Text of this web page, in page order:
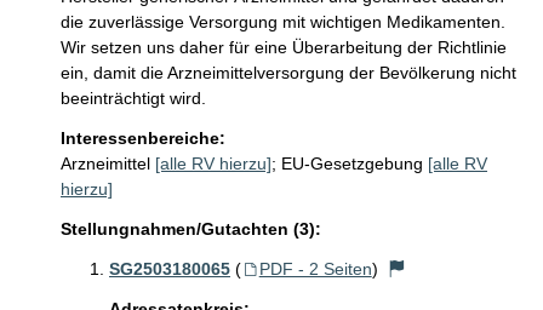
die zuverlässige Versorgung mit wichtigen Medikamenten.
Wir setzen uns daher für eine Überarbeitung der Richtlinie
ein, damit die Arzneimittelversorgung der Bevölkerung nicht
beeinträchtigt wird.
Interessenbereiche:
Arzneimittel [alle RV hierzu]; EU-Gesetzgebung [alle RV
hierzu]
Stellungnahmen/Gutachten (3):
SG2503180065 ( PDF - 2 Seiten)